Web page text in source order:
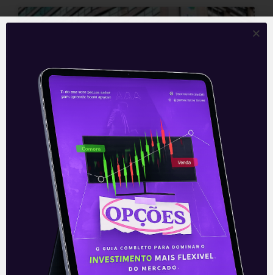
Eletrobras e BR Distribuidora
Após anunciar sua renúncia do comando
da Eletrobras (ELET3/ELET6) na sexta-
feira (22), o CEO da companhia, Wilson
Ferreira Júnior, deve assumir o comando
da BR